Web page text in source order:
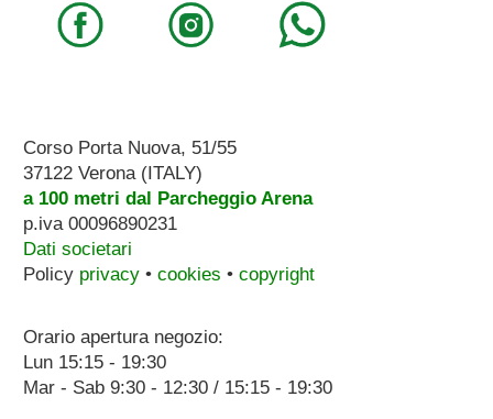
Corso Porta Nuova, 51/55
37122 Verona (ITALY)
a 100 metri dal Parcheggio Arena
p.iva 00096890231
Dati societari
Policy privacy• cookies • copyright
Orario apertura negozio:
Lun 15:15 - 19:30
Mar - Sab 9:30 - 12:30 / 15:15 - 19:30